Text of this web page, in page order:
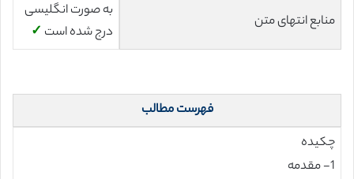
منابع انتهای متن
به صورت انگلیسی
درج شده است ✓
فهرست مطالب
چکیده
1- مقدمه